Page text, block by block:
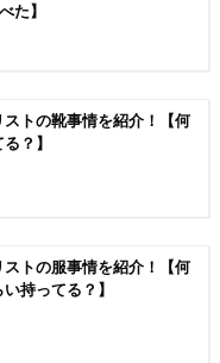
た】
ストの靴事情を紹介！【何
？】
ストの服事情を紹介！【何
持ってる？】